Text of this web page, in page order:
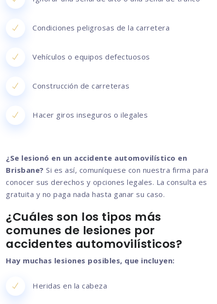
Condiciones peligrosas de la carretera
Vehículos o equipos defectuosos
Construcción de carreteras
Hacer giros inseguros o ilegales
¿Se lesionó en un accidente automovilístico en
Brisbane? Si es así, comuníquese con nuestra firma para
conocer sus derechos y opciones legales. La consulta es
gratuita y no paga nada hasta ganar su caso.
¿Cuáles son los tipos más
comunes de lesiones por
accidentes automovilísticos?
Hay muchas lesiones posibles, que incluyen:
Heridas en la cabeza